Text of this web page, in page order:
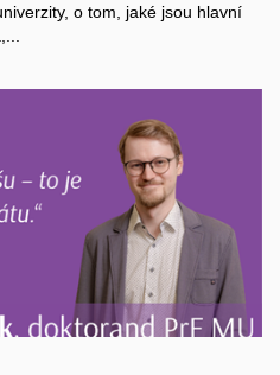
o tom, jaké jsou hlavní